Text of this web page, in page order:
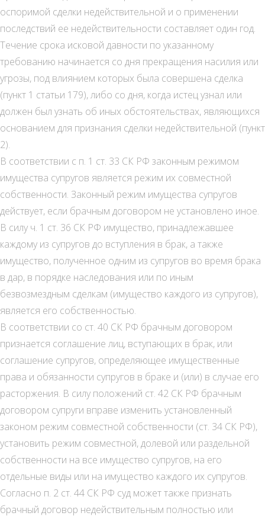
оспоримой сделки недействительной и о применении
последствий ее недействительности составляет один год.
Течение срока исковой давности по указанному
требованию начинается со дня прекращения насилия или
угрозы, под влиянием которых была совершена сделка
(пункт 1 статьи 179), либо со дня, когда истец узнал или
должен был узнать об иных обстоятельствах, являющихся
основанием для признания сделки недействительной (пункт
2).
В соответствии с п. 1 ст. 33 СК РФ законным режимом
имущества супругов является режим их совместной
собственности. Законный режим имущества супругов
действует, если брачным договором не установлено иное.
В силу ч. 1 ст. 36 СК РФ имущество, принадлежавшее
каждому из супругов до вступления в брак, а также
имущество, полученное одним из супругов во время брака
в дар, в порядке наследования или по иным
безвозмездным сделкам (имущество каждого из супругов),
является его собственностью.
В соответствии со ст. 40 СК РФ брачным договором
признается соглашение лиц, вступающих в брак, или
соглашение супругов, определяющее имущественные
права и обязанности супругов в браке и (или) в случае его
расторжения. В силу положений ст. 42 СК РФ брачным
договором супруги вправе изменить установленный
законом режим совместной собственности (ст. 34 СК РФ),
установить режим совместной, долевой или раздельной
собственности на все имущество супругов, на его
отдельные виды или на имущество каждого их супругов.
Согласно п. 2 ст. 44 СК РФ суд может также признать
брачный договор недействительным полностью или